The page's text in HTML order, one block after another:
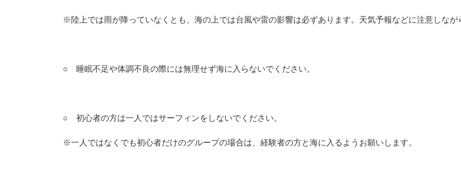
※陸上では雨が降っていなくとも、海の上では台風や雷の影響は必ずあります。天気予報などに注意しなが
○ 睡眠不足や体調不良の際には無理せず海に入らないでください。
○ 初心者の方は一人ではサーフィンをしないでください。
※一人ではなくでも初心者だけのグループの場合は、経験者の方と海に入るようお願いします。